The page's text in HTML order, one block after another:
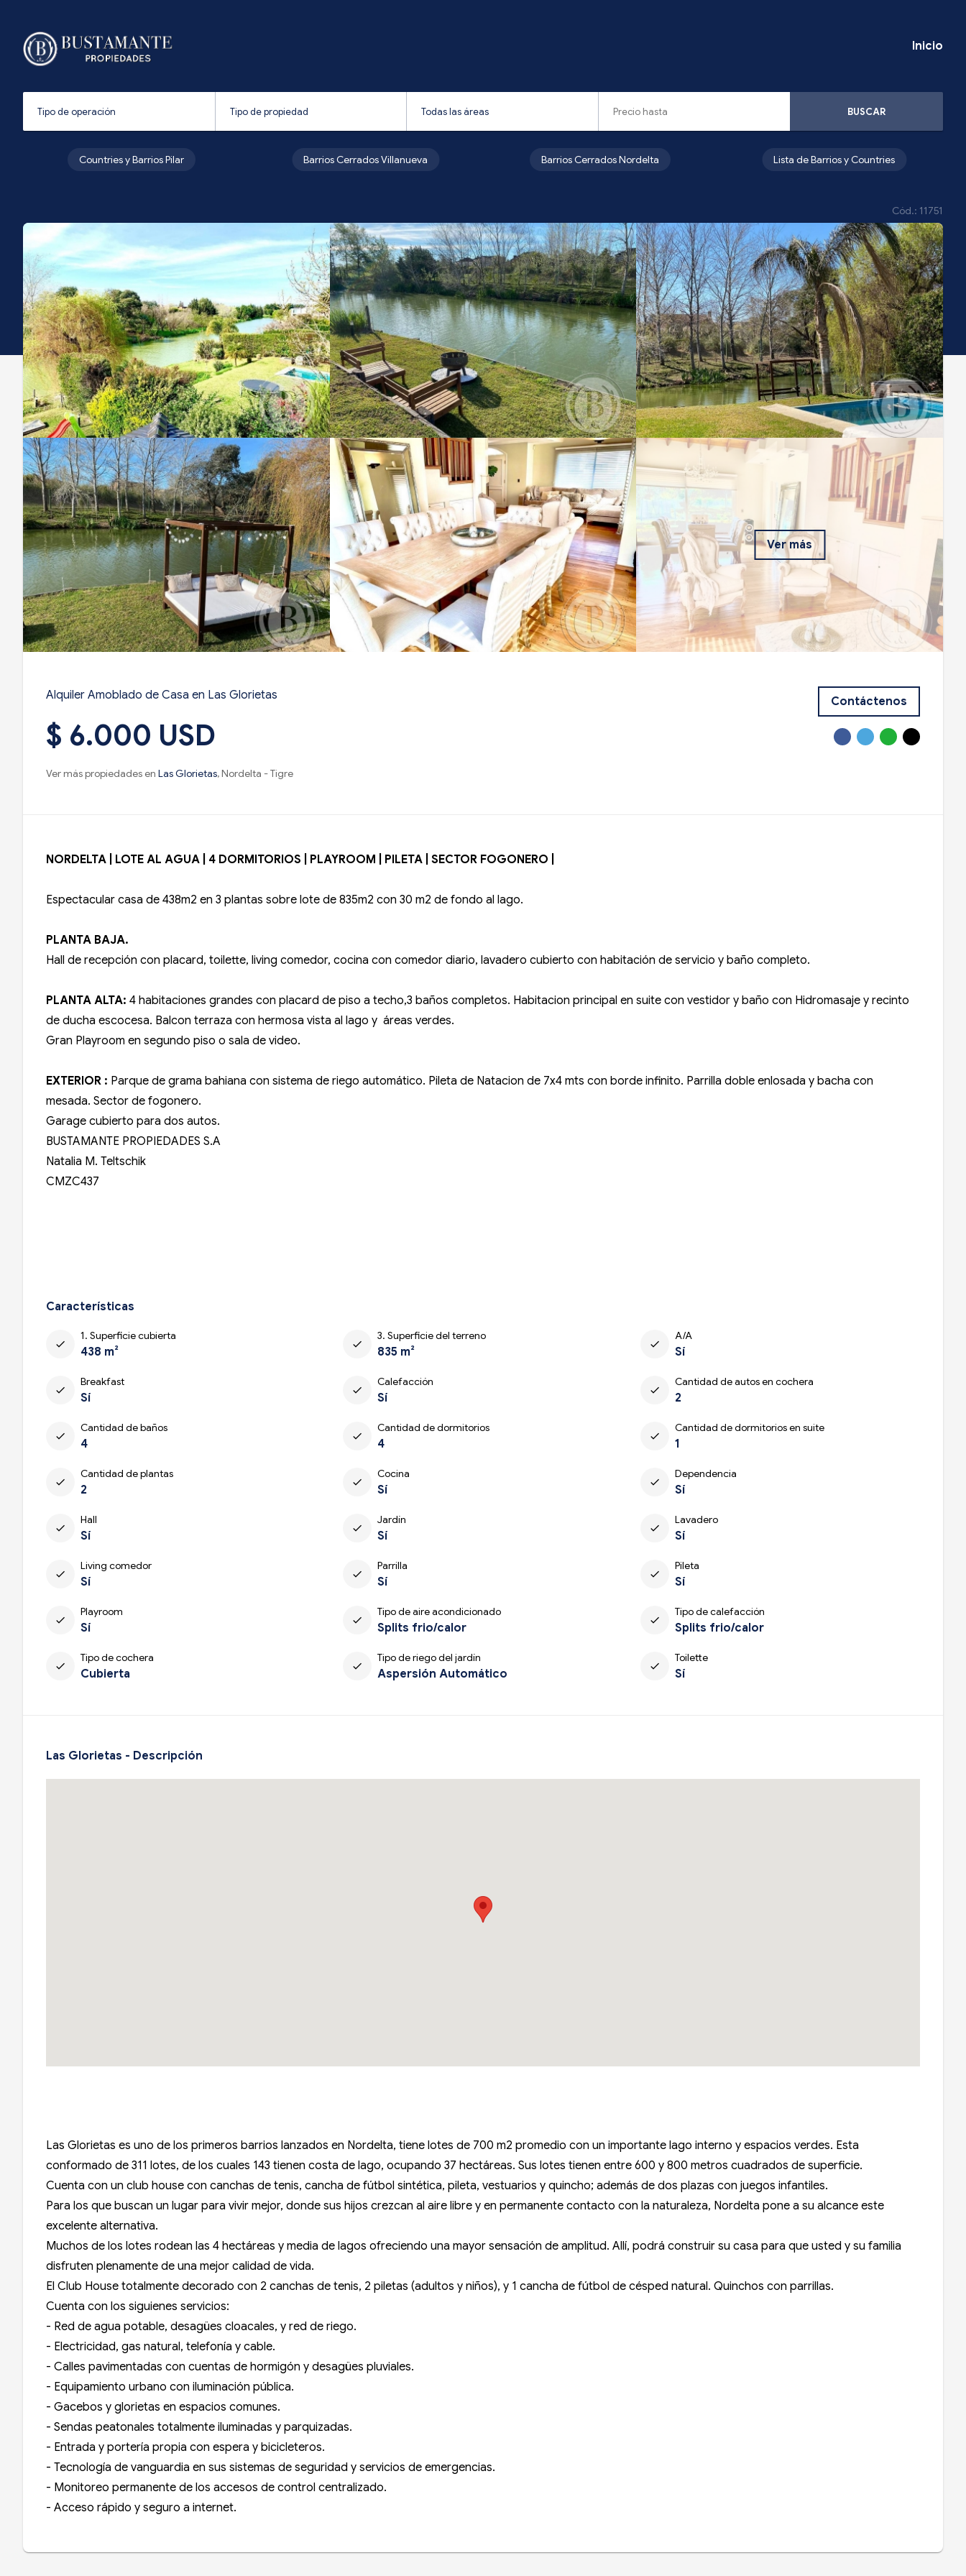
Inicio
BUSCAR
Countries y Barrios Pilar Barrios Cerrados Villanueva Barrios Cerrados Nordelta Lista de Barrios y Countries
Cód.: 11751
Ver más
Alquiler Amoblado de Casa en Las Glorietas
$ 6.000 USD
Ver más propiedades en Las Glorietas, Nordelta - Tigre
Contáctenos
NORDELTA | LOTE AL AGUA | 4 DORMITORIOS | PLAYROOM | PILETA | SECTOR FOGONERO |
Espectacular casa de 438m2 en 3 plantas sobre lote de 835m2 con 30 m2 de fondo al lago.
PLANTA BAJA.
Hall de recepción con placard, toilette, living comedor, cocina con comedor diario, lavadero cubierto con habitación de servicio y baño completo.
PLANTA ALTA: 4 habitaciones grandes con placard de piso a techo,3 baños completos. Habitacion principal en suite con vestidor y baño con Hidromasaje y recinto
de ducha escocesa. Balcon terraza con hermosa vista al lago y áreas verdes.
Gran Playroom en segundo piso o sala de video.
EXTERIOR : Parque de grama bahiana con sistema de riego automático. Pileta de Natacion de 7x4 mts con borde infinito. Parrilla doble enlosada y bacha con
mesada. Sector de fogonero.
Garage cubierto para dos autos.
BUSTAMANTE PROPIEDADES S.A
Natalia M. Teltschik
CMZC437
Características
check
1. Superficie cubierta
438 m²
check
3. Superficie del terreno
835 m²
check
A/A
Sí
check
Breakfast
Sí
check
Calefacción
Sí
check
Cantidad de autos en cochera
2
check
Cantidad de baños
4
check
Cantidad de dormitorios
4
check
Cantidad de dormitorios en suite
1
check
Cantidad de plantas
2
check
Cocina
Sí
check
Dependencia
Sí
check
Hall
Sí
check
Jardín
Sí
check
Lavadero
Sí
check
Living comedor
Sí
check
Parrilla
Sí
check
Pileta
Sí
check
Playroom
Sí
check
Tipo de aire acondicionado
Splits frio/calor
check
Tipo de calefacción
Splits frio/calor
check
Tipo de cochera
Cubierta
check
Tipo de riego del jardín
Aspersión Automático
check
Toilette
Sí
Las Glorietas - Descripción
Las Glorietas es uno de los primeros barrios lanzados en Nordelta, tiene lotes de 700 m2 promedio con un importante lago interno y espacios verdes. Esta
conformado de 311 lotes, de los cuales 143 tienen costa de lago, ocupando 37 hectáreas. Sus lotes tienen entre 600 y 800 metros cuadrados de superficie.
Cuenta con un club house con canchas de tenis, cancha de fútbol sintética, pileta, vestuarios y quincho; además de dos plazas con juegos infantiles.
Para los que buscan un lugar para vivir mejor, donde sus hijos crezcan al aire libre y en permanente contacto con la naturaleza, Nordelta pone a su alcance este
excelente alternativa.
Muchos de los lotes rodean las 4 hectáreas y media de lagos ofreciendo una mayor sensación de amplitud. Allí, podrá construir su casa para que usted y su familia
disfruten plenamente de una mejor calidad de vida.
El Club House totalmente decorado con 2 canchas de tenis, 2 piletas (adultos y niños), y 1 cancha de fútbol de césped natural. Quinchos con parrillas.
Cuenta con los siguienes servicios:
- Red de agua potable, desagües cloacales, y red de riego.
- Electricidad, gas natural, telefonía y cable.
- Calles pavimentadas con cuentas de hormigón y desagües pluviales.
- Equipamiento urbano con iluminación pública.
- Gacebos y glorietas en espacios comunes.
- Sendas peatonales totalmente iluminadas y parquizadas.
- Entrada y portería propia con espera y bicicleteros.
- Tecnología de vanguardia en sus sistemas de seguridad y servicios de emergencias.
- Monitoreo permanente de los accesos de control centralizado.
- Acceso rápido y seguro a internet.